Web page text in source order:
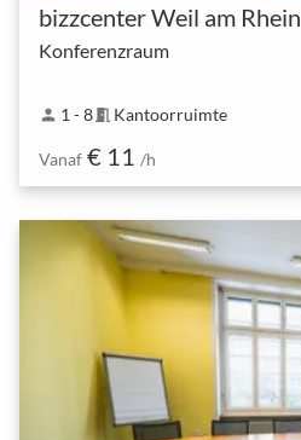
bizzcenter Weil am Rhein
Konferenzraum
person 1 - 8meeting_room Kantoorruimte
Vanaf € 11 /h